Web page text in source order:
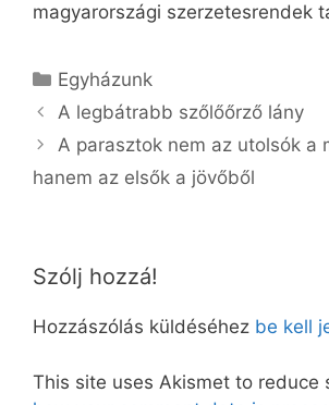
magyarországi szerzetesrendek
Kategória
Egyházunk
A legbátrabb szőlőőrző lány
A parasztok nem az utolsók a
hanem az elsők a jövőből
Szólj hozzá!
Hozzászólás küldéséhez be kell
This site uses Akismet to reduce